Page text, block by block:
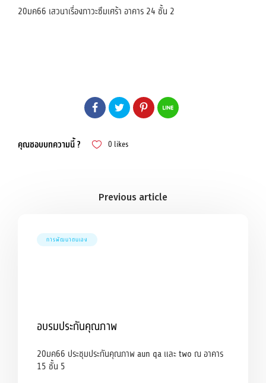
20มค66 เสวนาเรื่องภาวะซึมเศร้า อาคาร 24 ชั้น 2
คุณชอบบทความนี้ ? 0 likes
การพัฒนาตนเอง
อบรมประกันคุณภาพ
20มค66 ประชุมประกันคุณภาพ aun qa และ two ณ อาคาร
15 ชั้น 5